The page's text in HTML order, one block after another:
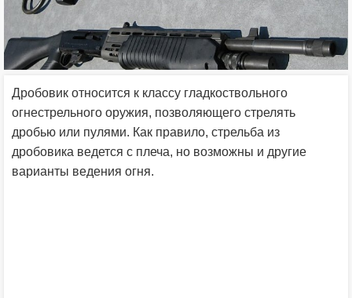
Дробовик относится к классу гладкоствольного
огнестрельного оружия, позволяющего стрелять
дробью или пулями. Как правило, стрельба из
дробовика ведется с плеча, но возможны и другие
варианты ведения огня.